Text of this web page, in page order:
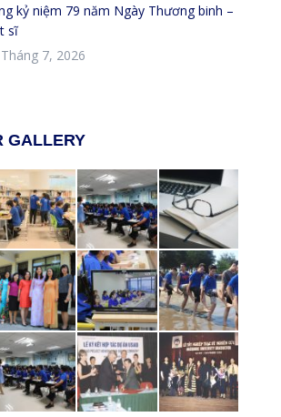
kỷ niệm 79 năm Ngày Thương binh –
sĩ
7, 2026
GALLERY